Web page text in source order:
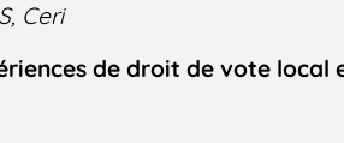
Ceri
de droit de vote local